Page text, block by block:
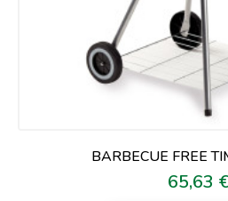
BARBECUE FREE
Prezzo
65,63